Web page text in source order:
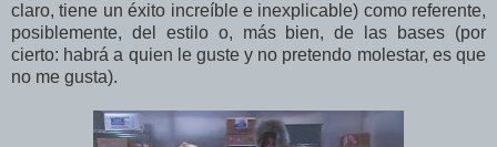
claro, tiene un éxito increíble e inexplicable) como referente,
posiblemente, del estilo o, más bien, de las bases (por
cierto: habrá a quien le guste y no pretendo molestar, es que
no me gusta).